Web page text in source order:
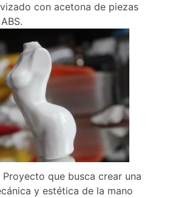
con acetona de piezas
Proyecto que busca crear una
y estética de la mano